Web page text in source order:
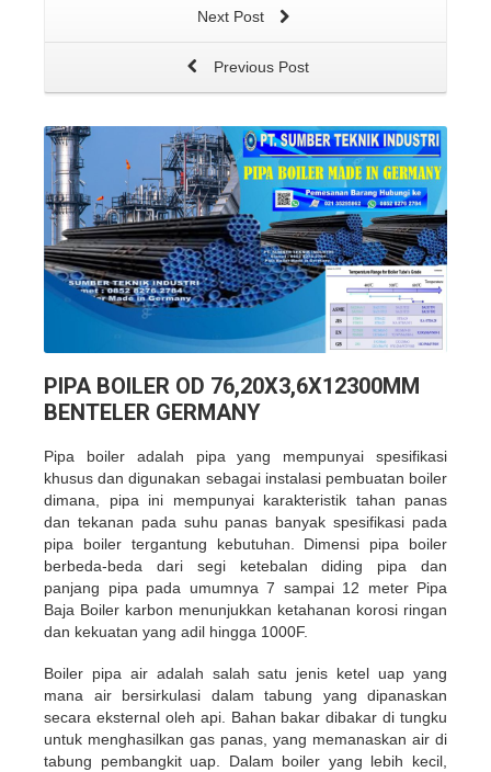
Next Post
Previous Post
PIPA BOILER OD 76,20X3,6X12300MM
BENTELER GERMANY
Pipa boiler adalah pipa yang mempunyai spesifikasi
khusus dan digunakan sebagai instalasi pembuatan boiler
dimana, pipa ini mempunyai karakteristik tahan panas
dan tekanan pada suhu panas banyak spesifikasi pada
pipa boiler tergantung kebutuhan. Dimensi pipa boiler
berbeda-beda dari segi ketebalan diding pipa dan
panjang pipa pada umumnya 7 sampai 12 meter Pipa
Baja Boiler karbon menunjukkan ketahanan korosi ringan
dan kekuatan yang adil hingga 1000F.
Boiler pipa air adalah salah satu jenis ketel uap yang
mana air bersirkulasi dalam tabung yang dipanaskan
secara eksternal oleh api. Bahan bakar dibakar di tungku
untuk menghasilkan gas panas, yang memanaskan air di
tabung pembangkit uap. Dalam boiler yang lebih kecil,